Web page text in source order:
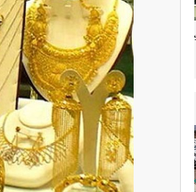
پیش‌بینی بورس امروز دوشنبه
۱۴۰۵